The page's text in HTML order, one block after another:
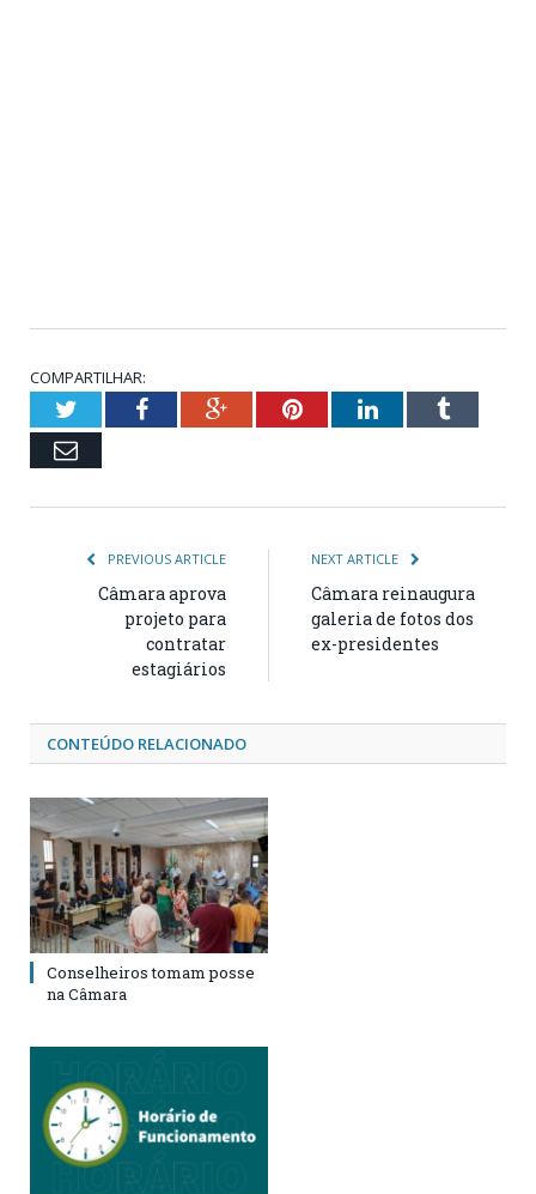
COMPARTILHAR:
TwitterFacebookGoogle+PinterestLinkedInTumblr
Email
PREVIOUS ARTICLE
Câmara aprova
projeto para
contratar
estagiários
NEXT ARTICLE
Câmara reinaugura
galeria de fotos dos
ex-presidentes
CONTEÚDO RELACIONADO
Conselheiros tomam posse
na Câmara